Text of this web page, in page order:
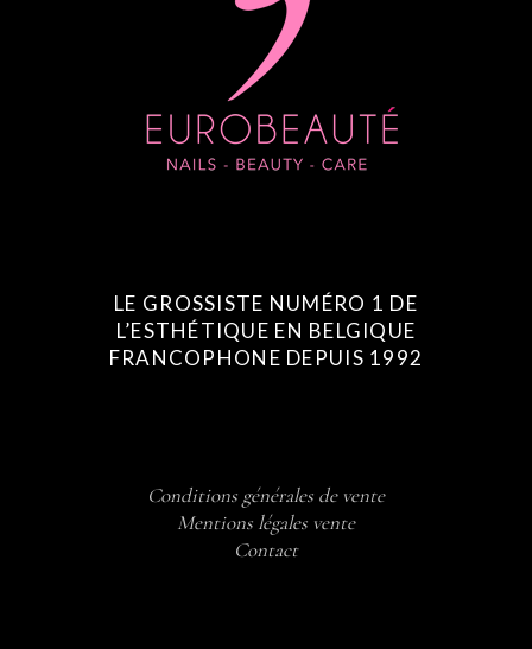
LE GROSSISTE NUMÉRO 1 DE
L’ESTHÉTIQUE EN BELGIQUE
FRANCOPHONE DEPUIS 1992
Conditions générales de vente
Mentions légales vente
Contact